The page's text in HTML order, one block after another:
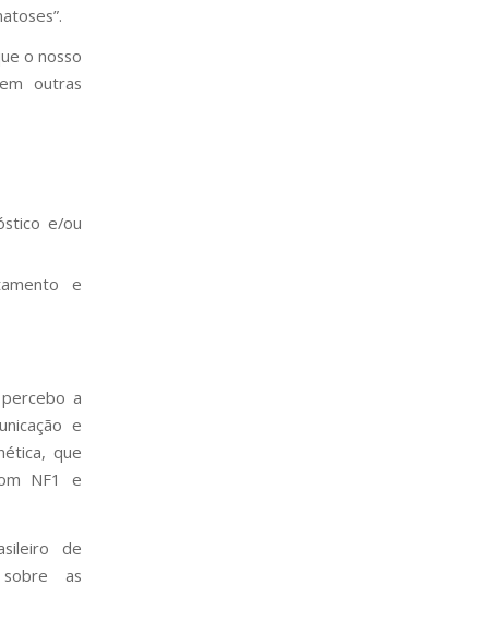
o nosso
outras
e/ou
e
a
e
que
NF1 e
de
as